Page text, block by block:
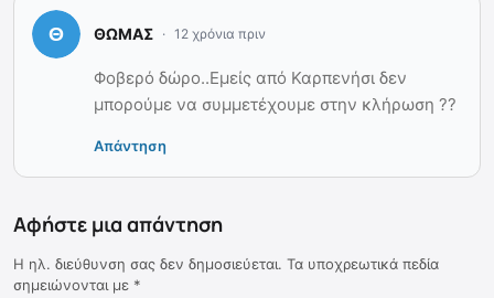
ΘΩΜΑΣ 12 χρόνια πριν
Φοβερό δώρο..Εμείς από Καρπενήσι δεν
μπορούμε να συμμετέχουμε στην κλήρωση ??
Απάντηση
Αφήστε μια απάντηση
Η ηλ. διεύθυνση σας δεν δημοσιεύεται. Τα υποχρεωτικά πεδία
σημειώνονται με *